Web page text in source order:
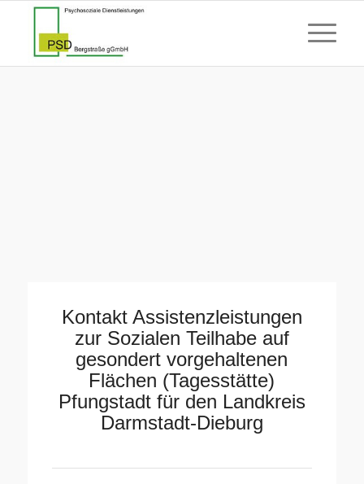
Kontakt Assistenzleistungen
zur Sozialen Teilhabe auf
gesondert vorgehaltenen
Flächen (Tagesstätte)
Pfungstadt für den Landkreis
Darmstadt-Dieburg